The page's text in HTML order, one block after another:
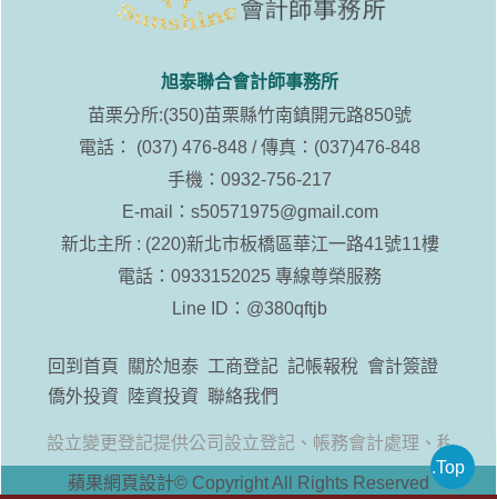
.Top
旭泰聯合會計師事務所
苗栗分所:(350)苗栗縣竹南鎮開元路850號
電話： (037) 476-848 / 傳真：(037)476-848
手機：0932-756-217
E-mail： s50571975@gmail.com
新北主所 : (220)新北市板橋區華江一路41號11樓
電話：0933152025 專線尊榮服務
Line ID： @380qftjb
回到首頁 關於旭泰 工商登記 記帳報稅 會計簽證
僑外投資
陸資投資 聯絡我們
工廠設立變更登記提供公司設立登記、帳務會計處理、稅務
蘋果網頁設計© Copyright All Rights Reserved